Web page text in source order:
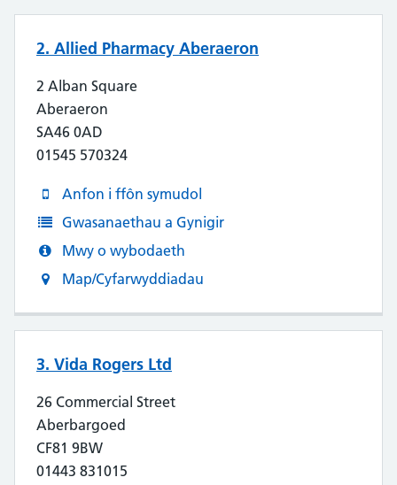
2. Allied Pharmacy Aberaeron
2 Alban Square
Aberaeron
SA46 0AD
01545 570324
Anfon i ffôn symudol
Gwasanaethau a Gynigir
Mwy o wybodaeth
Map/Cyfarwyddiadau
3. Vida Rogers Ltd
26 Commercial Street
Aberbargoed
CF81 9BW
01443 831015